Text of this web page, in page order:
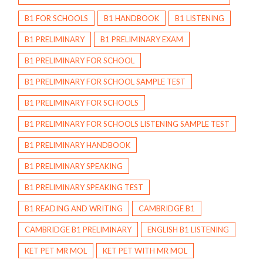
B1 FOR SCHOOLS B1 HANDBOOK B1 LISTENING
B1 PRELIMINARY B1 PRELIMINARY EXAM
B1 PRELIMINARY FOR SCHOOL
B1 PRELIMINARY FOR SCHOOL SAMPLE TEST
B1 PRELIMINARY FOR SCHOOLS
B1 PRELIMINARY FOR SCHOOLS LISTENING SAMPLE TEST
B1 PRELIMINARY HANDBOOK
B1 PRELIMINARY SPEAKING
B1 PRELIMINARY SPEAKING TEST
B1 READING AND WRITING CAMBRIDGE B1
CAMBRIDGE B1 PRELIMINARY ENGLISH B1 LISTENING
KET PET MR MOL KET PET WITH MR MOL